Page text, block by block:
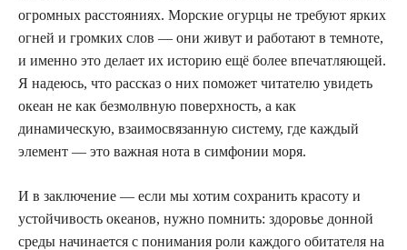
огромных расстояниях. Морские огурцы не требуют ярких
огней и громких слов — они живут и работают в темноте,
и именно это делает их историю ещё более впечатляющей.
Я надеюсь, что рассказ о них поможет читателю увидеть
океан не как безмолвную поверхность, а как
динамическую, взаимосвязанную систему, где каждый
элемент — это важная нота в симфонии моря.
И в заключение — если мы хотим сохранить красоту и
устойчивость океанов, нужно помнить: здоровье донной
среды начинается с понимания роли каждого обитателя на